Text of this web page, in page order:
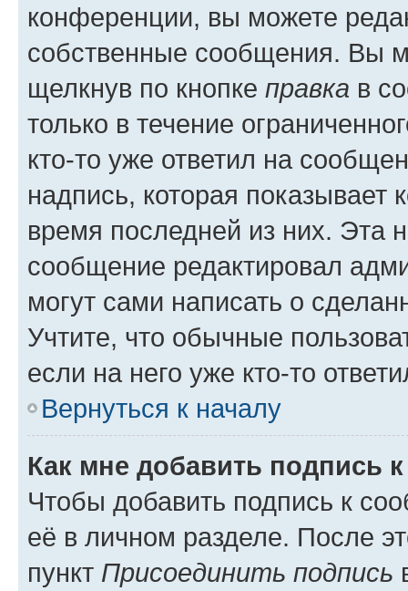
конференции, вы можете
собственные сообщения. Вы
щелкнув по кнопке правка в
только в течение
кто-то уже ответил на
надпись, которая показывает
время последней из них. Эта
сообщение редактировал
могут сами написать о
Учтите, что обычные
если на него уже кто-то
Вернуться к началу
Как мне добавить подпись
Чтобы добавить подпись к
её в личном разделе. После
пункт Присоединить подпись